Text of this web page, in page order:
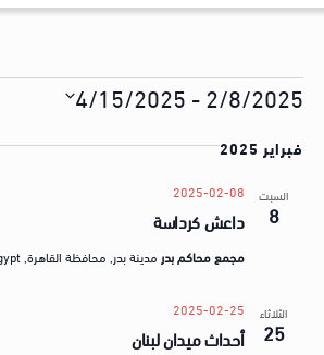
Events
2/8/2025
-
4/15/2025
e
فبراير 2025
السبت
8 داعش كرداسة
2025-02-08
مجمع محاكم بدر مدينة بدر, محافظة القاهرة, Egypt
الثلاثاء
25 أحداث ميدان لبنان
2025-02-25